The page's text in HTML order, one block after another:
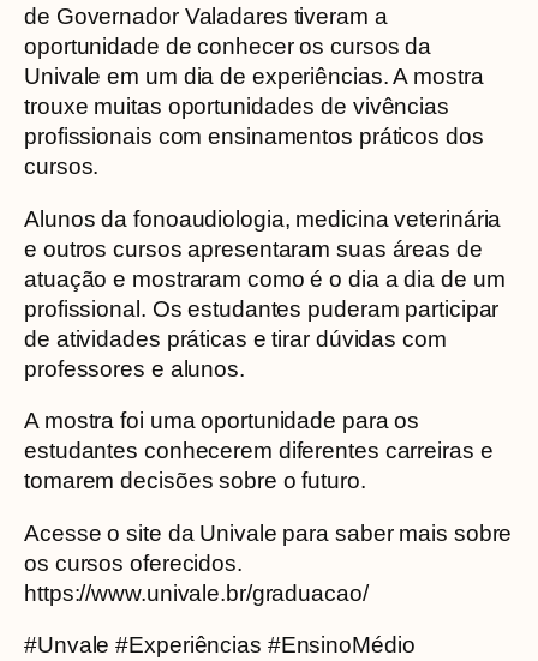
de Governador Valadares tiveram a
oportunidade de conhecer os cursos da
Univale em um dia de experiências. A mostra
trouxe muitas oportunidades de vivências
profissionais com ensinamentos práticos dos
cursos.
Alunos da fonoaudiologia, medicina veterinária
e outros cursos apresentaram suas áreas de
atuação e mostraram como é o dia a dia de um
profissional. Os estudantes puderam participar
de atividades práticas e tirar dúvidas com
professores e alunos.
A mostra foi uma oportunidade para os
estudantes conhecerem diferentes carreiras e
tomarem decisões sobre o futuro.
Acesse o site da Univale para saber mais sobre
os cursos oferecidos.
https://www.univale.br/graduacao/
#Unvale #Experiências #EnsinoMédio